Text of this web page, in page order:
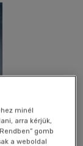
minél
arra kérjük,
gomb
a weboldal